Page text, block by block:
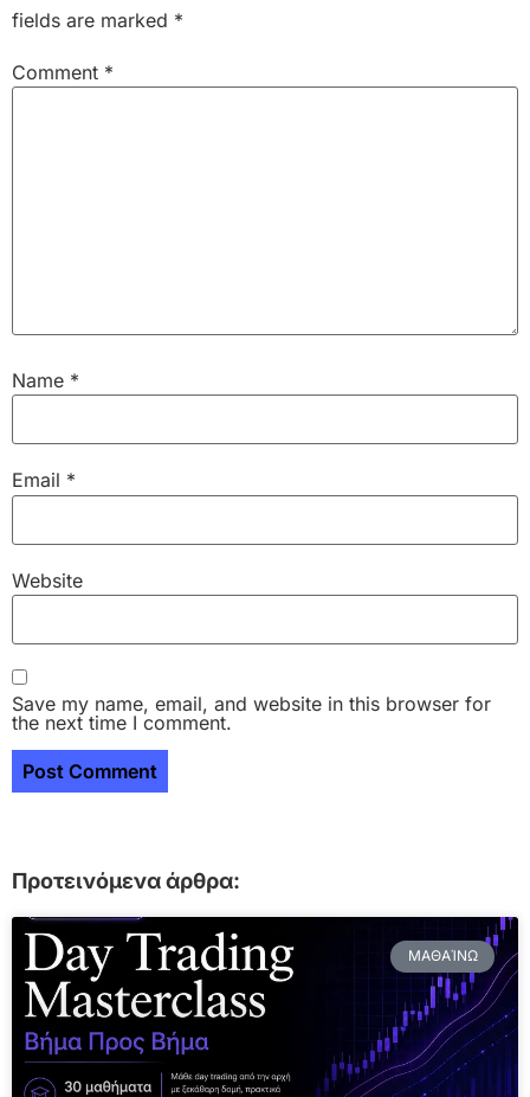
fields are marked *
Comment *
Name *
Email *
Website
Save my name, email, and website in this browser for
the next time I comment.
Προτεινόμενα άρθρα:
ΜΑΘΑΊΝΩ